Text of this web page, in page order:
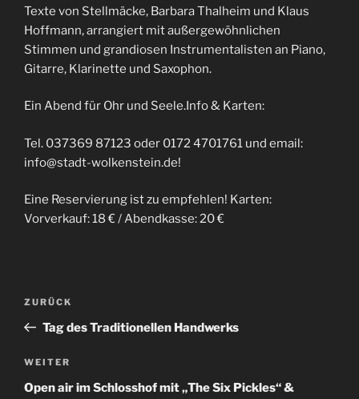
Texte von Stellmäcke, Barbara Thalheim und Klaus
Hoffmann, arrangiert mit außergewöhnlichen
Stimmen und grandiosen Instrumentalisten an Piano,
Gitarre, Klarinette und Saxophon.
Ein Abend für Ohr und Seele.Info & Karten:
Tel. 037369 87123 oder 0172 4701761 und email:
info@stadt-wolkenstein.de!
Eine Reservierung ist zu empfehlen! Karten:
Vorverkauf: 18 € / Abendkasse: 20 €
Beitragsnavigation
Vorheriger
Beitrag
ZURÜCK
Tag des Traditionellen Handwerks
Nächster
Beitrag
WEITER
Open air im Schlosshof mit „The Six Pickles“ &